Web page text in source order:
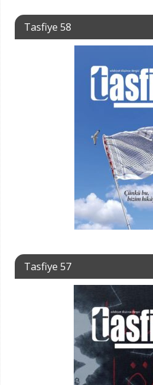
Tasfiye 58
Tasfiye 57